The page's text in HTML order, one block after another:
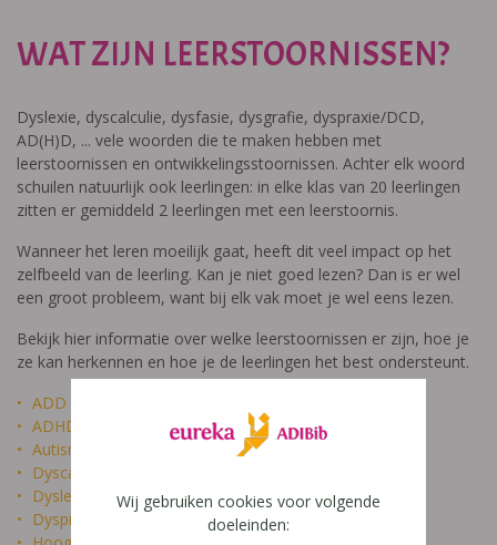
WAT ZIJN LEERSTOORNISSEN?
Dyslexie, dyscalculie, dysfasie, dysgrafie, dyspraxie/DCD,
AD(H)D, ... vele woorden die te maken hebben met
leerstoornissen en ontwikkelingsstoornissen. Achter elk woord
schuilen natuurlijk ook leerlingen: in elke klas van 20 leerlingen
zitten er gemiddeld 2 leerlingen met een leerstoornis.
Wanneer het leren moeilijk gaat, heeft dit veel impact op het
zelfbeeld van de leerling. Kan je niet goed lezen? Dan is er wel
een groot probleem, want bij elk vak moet je wel eens lezen.
Bekijk hier informatie over welke leerstoornissen er zijn, hoe je
ze kan herkennen en hoe je de leerlingen het best ondersteunt.
ADD
ADHD
Autisme
Dyscalculie
Dyslexie
Dyspraxie
Wij gebruiken cookies voor volgende
doeleinden: